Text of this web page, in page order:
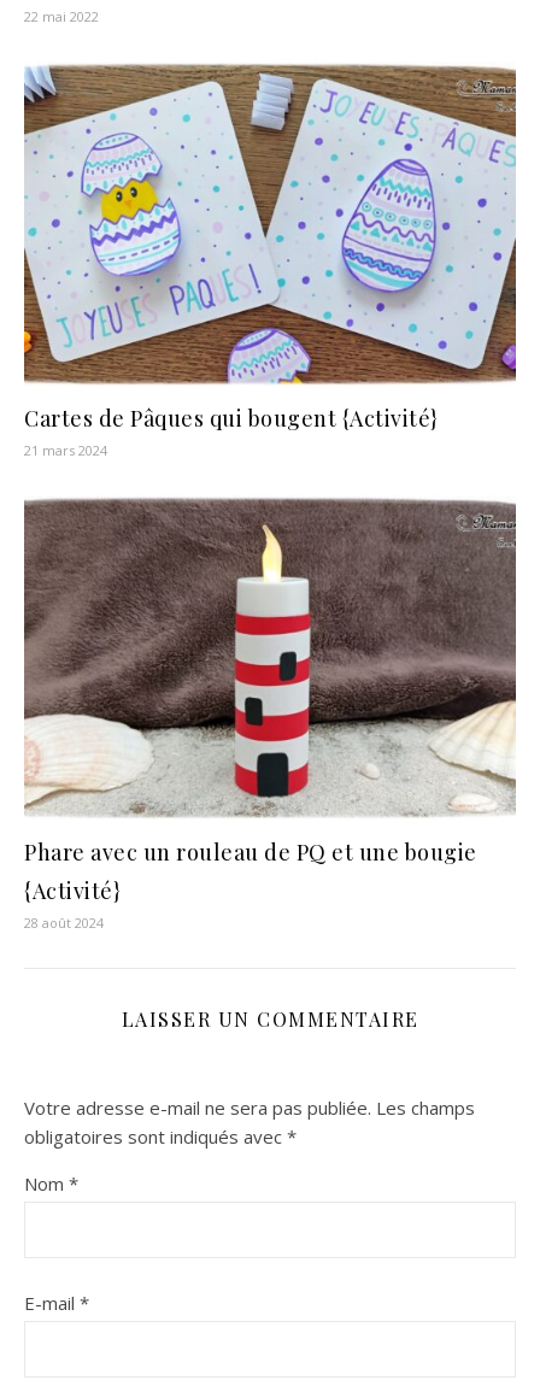
22 mai 2022
Cartes de Pâques qui bougent {Activité}
21 mars 2024
Phare avec un rouleau de PQ et une bougie
{Activité}
28 août 2024
LAISSER UN COMMENTAIRE
Votre adresse e-mail ne sera pas publiée. Les champs
obligatoires sont indiqués avec *
Nom *
E-mail *